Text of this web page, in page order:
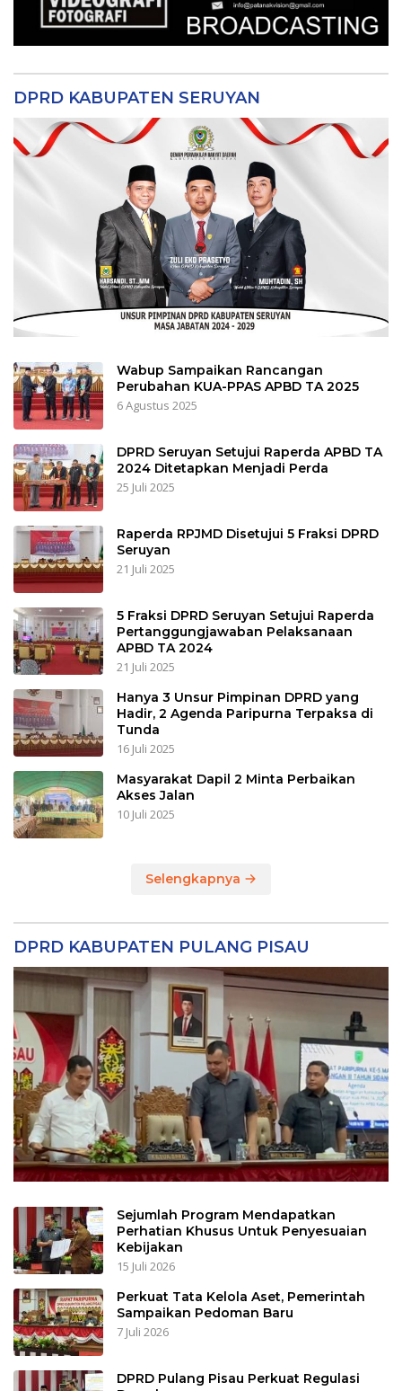
DPRD KABUPATEN SERUYAN
Wabup Sampaikan Rancangan
Perubahan KUA-PPAS APBD TA 2025
6 Agustus 2025
DPRD Seruyan Setujui Raperda APBD TA
2024 Ditetapkan Menjadi Perda
25 Juli 2025
Raperda RPJMD Disetujui 5 Fraksi DPRD
Seruyan
21 Juli 2025
5 Fraksi DPRD Seruyan Setujui Raperda
Pertanggungjawaban Pelaksanaan
APBD TA 2024
21 Juli 2025
Hanya 3 Unsur Pimpinan DPRD yang
Hadir, 2 Agenda Paripurna Terpaksa di
Tunda
16 Juli 2025
Masyarakat Dapil 2 Minta Perbaikan
Akses Jalan
10 Juli 2025
Selengkapnya
DPRD KABUPATEN PULANG PISAU
Sejumlah Program Mendapatkan
Perhatian Khusus Untuk Penyesuaian
Kebijakan
15 Juli 2026
Perkuat Tata Kelola Aset, Pemerintah
Sampaikan Pedoman Baru
7 Juli 2026
DPRD Pulang Pisau Perkuat Regulasi